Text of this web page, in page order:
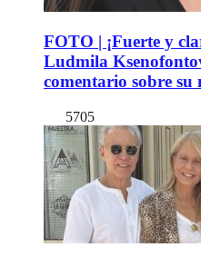
FOTO | ¡Fuerte y
Ludmila
comentario sobre su
5705